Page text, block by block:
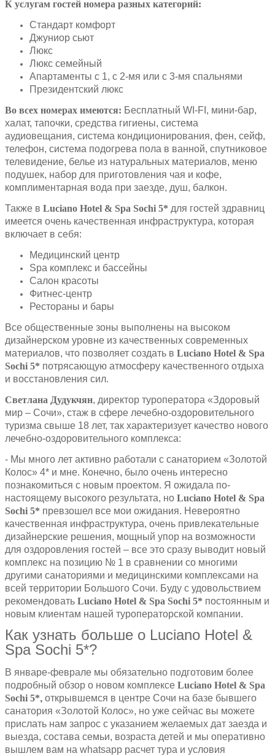
К услугам гостей номера разных категорий:
Стандарт комфорт
Джуниор сьют
Люкс
Люкс семейный
Апартаменты с 1, с 2-мя или с 3-мя спальнями
Президентский люкс
Во всех номерах имеются: Бесплатный WI-FI, мини-бар,
халат, тапочки, средства гигиены, система
аудиовещания, система кондиционирования, фен, сейф,
телефон, система подогрева пола в ванной, спутниковое
телевидение, белье из натуральных материалов, меню
подушек, набор для приготовления чая и кофе,
комплиментарная вода при заезде, душ, балкон.
Также в Luciano Hotel & Spa Sochi 5* для гостей здравниц
имеется очень качественная инфраструктура, которая
включает в себя:
Медицинский центр
Spa комплекс и бассейны
Салон красоты
Фитнес-центр
Рестораны и бары
Все общественные зоны выполнены на высоком
дизайнерском уровне из качественных современных
материалов, что позволяет создать в Luciano Hotel & Spa
Sochi 5* потрясающую атмосферу качественного отдыха
и восстановления сил.
Светлана Дудукчян, директор туроператора «Здоровый
мир – Сочи», стаж в сфере лечебно-оздоровительного
туризма свыше 18 лет, так характеризует качество нового
лечебно-оздоровительного комплекса:
- Мы много лет активно работали с санаторием «Золотой
Колос» 4* и мне. Конечно, было очень интересно
познакомиться с новым проектом. Я ожидала по-
настоящему высокого результата, но Luciano Hotel & Spa
Sochi 5* превзошел все мои ожидания. Невероятно
качественная инфраструктура, очень привлекательные
дизайнерские решения, мощный упор на возможности
для оздоровления гостей – все это сразу выводит новый
комплекс на позицию № 1 в сравнении со многими
другими санаториями и медицинскими комплексами на
всей территории Большого Сочи. Буду с удовольствием
рекомендовать Luciano Hotel & Spa Sochi 5* постоянным и
новым клиентам нашей туроператорской компании.
Как узнать больше о Luciano Hotel &
Spa Sochi 5*?
В январе-феврале мы обязательно подготовим более
подробный обзор о новом комплексе Luciano Hotel & Spa
Sochi 5*, открывшемся в центре Сочи на базе бывшего
санатория «Золотой Колос», но уже сейчас вы можете
прислать нам запрос с указанием желаемых дат заезда и
выезда, состава семьи, возраста детей и мы оперативно
вышлем вам на whatsapp расчет тура и условия